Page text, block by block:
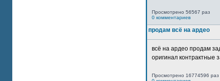
Просмотрено 56567 раз
0 комментариев
продам всё на ардео
всё на ардео продам
оригинал контрактные
Просмотрено 16774596 раз